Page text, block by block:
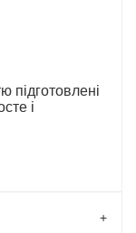
підготовлені
і